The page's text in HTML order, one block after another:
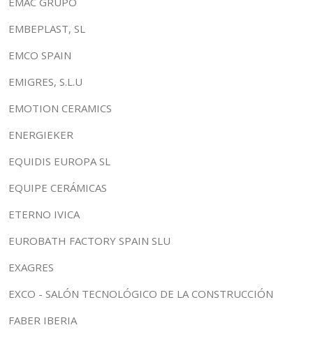
EMBEPLAST, SL
EMCO SPAIN
EMIGRES, S.L.U
EMOTION CERAMICS
ENERGIEKER
EQUIDIS EUROPA SL
EQUIPE CERÁMICAS
ETERNO IVICA
EUROBATH FACTORY SPAIN SLU
EXAGRES
EXCO - SALÓN TECNOLÓGICO DE LA CONSTRUCCIÓN
FABER IBERIA